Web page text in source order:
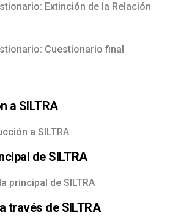
Extinción de la Relación
Cuestionario final
a SILTRA
a SILTRA
de SILTRA
principal de SILTRA
través de SILTRA